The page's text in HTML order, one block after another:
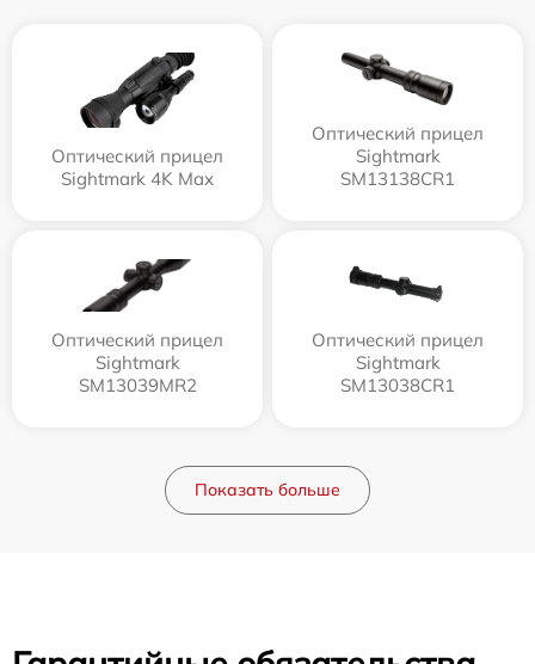
Оптический прицел
Sightmark 4K Max
Оптический прицел
Sightmark
SM13138CR1
Оптический прицел
Sightmark
SM13039MR2
Оптический прицел
Sightmark
SM13038CR1
Показать больше